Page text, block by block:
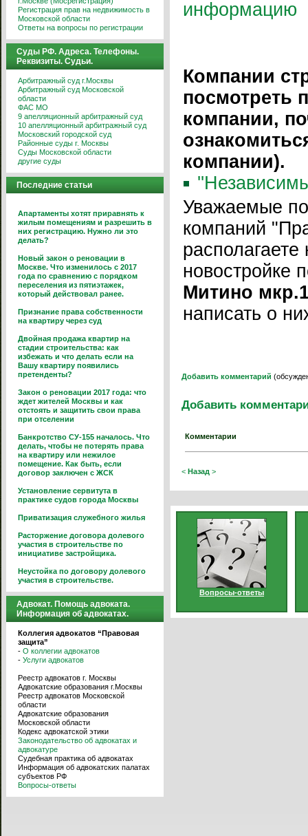
Регистрация прав на недвижимость в
Московской области
Ответы на вопросы по регистрации
Суды РФ. Адреса. Телефоны.
Реквизиты. Судьи.
Арбитражный суд г.Москвы
Арбитражный суд Московской
области
ФАС МО
9 апелляционный арбитражный суд
10 апелляционный арбитражный суд
Московский городской суд
Районные суды г. Москвы
Суды Московской области
другие суды
Последние статьи
Апартаменты хотят приравнять к
жилым помещениям и разрешить в
них регистрацию. Нужно ли это
делать?
Новый закон о реновации в
Москве. Что изменилось с 2017
года по сравнению с порядком
переселения из пятиэтажек,
который действовал ранее.
Признание права собственности
на квартиру через суд
Двойная продажа квартир на
стадии строительства: как
избежать и что делать если на
Вашу квартиру появились
претенденты?
Закон о реновации 2017 года: что
ждет жителей Москвы и как
отстоять и защитить свои права
при отселении
Банкротство СУ-155 началось. Что
делать, чтобы не потерять права
на квартиру или нежилое
помещение. Как быть, если
договор заключен с ЖСК
Установление сервитута в
практике судов города Москвы
Приватизация служебного жилья
Расторжение договора долевого
участия в строительстве по
инициативе застройщика.
Неустойка по договору долевого
участия в строительстве.
Адвокат. Помощь адвоката.
Информация об адвокатах.
Коллегия адвокатов “Правовая
защита”
- О коллегии адвокатов
- Услуги адвокатов
Реестр адвокатов г. Москвы
Адвокатские образования г.Москвы
Реестр адвокатов Московской
области
Адвокатские образования
Московской области
Кодекс адвокатской этики
Законодательство об адвокатах и
адвокатуре
Судебная практика об адвокатах
Информация об адвокатских палатах
субъектов РФ
Вопросы-ответы
информацию
Компании
посмотреть
компании,
компании).
Уважаемые
компаний
новостройке
Митино
написать о
Добавить комментарий
Добавить
Комментарии
< Назад >
Вопросы-ответы